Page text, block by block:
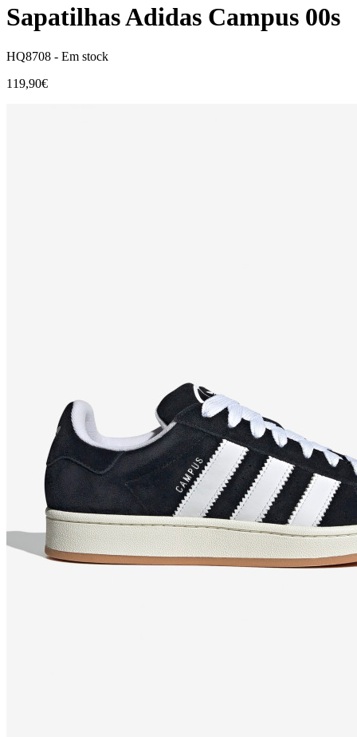
Sapatilhas Adidas Campus 00s
HQ8708 - Em stock
119,90€